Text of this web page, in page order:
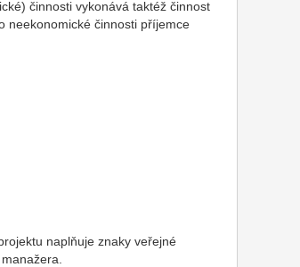
činnosti vykonává taktéž činnost
neekonomické činnosti příjemce
naplňuje znaky veřejné